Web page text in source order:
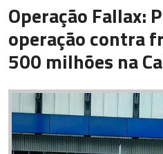
Operação Fallax:
operação contra
500 milhões na